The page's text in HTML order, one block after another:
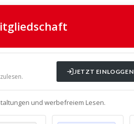
JETZT EINLOGGEN
und werbefreiem Lesen.